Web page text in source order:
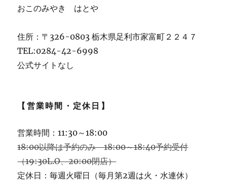
おこのみやき はとや
住所：〒326-0803 栃木県足利市家富町２２４７
TEL:0284-42-6998
公式サイトなし
【営業時間・定休日】
営業時間：11:30～18:00
18:00以降は予約のみ 18:00～18:40予約受付
（19:30L.O、20:00閉店）
定休日：毎週火曜日（毎月第2週は火・水連休）